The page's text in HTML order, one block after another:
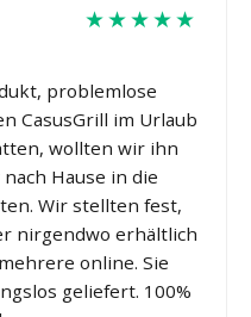
★★★★★
problemlose
CasusGrill im Urlaub
wollten wir ihn
Hause in die
Wir stellten fest,
nirgendwo erhältlich
online. Sie
geliefert. 100%